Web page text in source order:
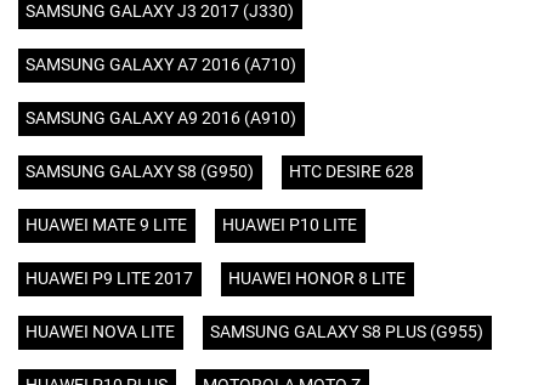
SAMSUNG GALAXY J3 2017 (J330)
SAMSUNG GALAXY A7 2016 (A710)
SAMSUNG GALAXY A9 2016 (A910)
SAMSUNG GALAXY S8 (G950) HTC DESIRE 628
HUAWEI MATE 9 LITE HUAWEI P10 LITE
HUAWEI P9 LITE 2017 HUAWEI HONOR 8 LITE
HUAWEI NOVA LITE SAMSUNG GALAXY S8 PLUS (G955)